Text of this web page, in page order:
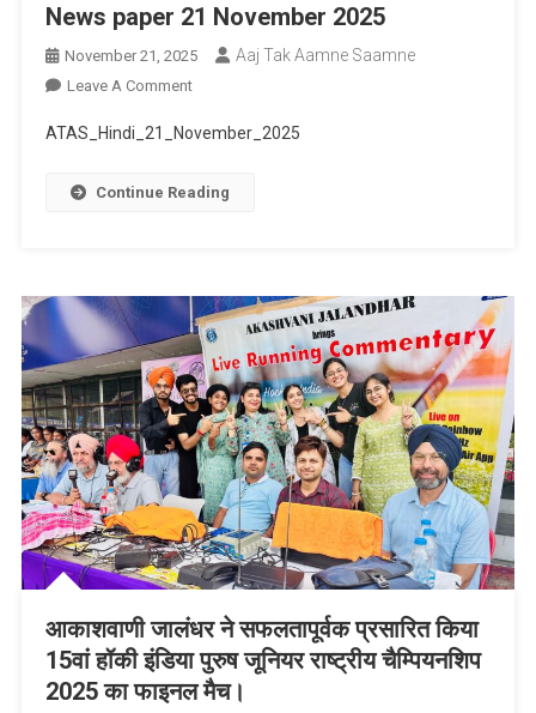
News paper 21 November 2025
November 21, 2025 Aaj Tak Aamne Saamne
Leave A CommentOn
Paper
November
ATAS_Hindi_21_November_2025
Continue Reading
आकाशवाणी जालंधर ने सफलतापूर्वक प्रसारित किया
15वां हॉकी इंडिया पुरुष जूनियर राष्ट्रीय चैम्पियनशिप
2025 का फाइनल मैच।